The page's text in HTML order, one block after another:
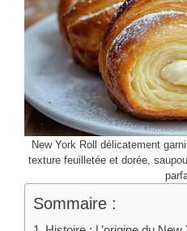
New York Roll délicatement
texture feuilletée et dorée,
Sommaire :